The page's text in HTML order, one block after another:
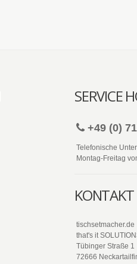
SERVICE
+49 (0)
Telefonische
Montag-Freitag
KONTAKT
tischsetmacher.de
that's it
Tübinger Straße 1
72666